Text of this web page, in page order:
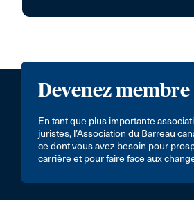
Devenez membre
En tant que plus importante
juristes, l’Association du Barreau
ce dont vous avez besoin pour
carrière et pour faire face aux